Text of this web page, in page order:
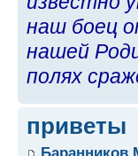
наш боец
нашей
полях
приветы
Баранников